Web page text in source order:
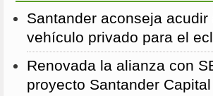
Santander aconseja
vehículo privado para el
Renovada la alianza con
proyecto Santander